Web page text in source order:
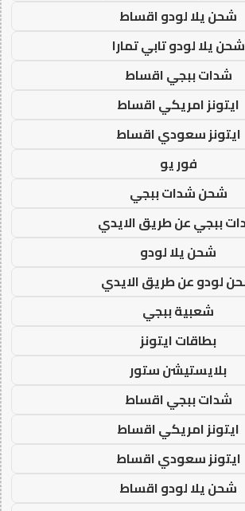
شحن يلا لودو اقساط
شحن يلا لودو تابي تمارا
شدات ببجي اقساط
ايتونز امريكي اقساط
ايتونز سعودي اقساط
فور يو
شحن شدات ببجي
ببجي عن طريق الايدي
شحن يلا لودو
لودو عن طريق الايدي
شعبية ببجي
بطاقات ايتونز
بلايستيشن ستور
شدات ببجي اقساط
ايتونز امريكي اقساط
ايتونز سعودي اقساط
شحن يلا لودو اقساط